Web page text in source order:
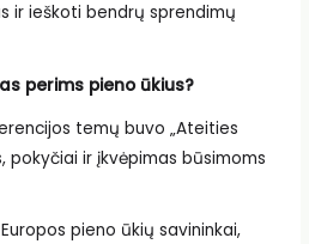
ir ieškoti bendrų sprendimų
perims pieno ūkius?
temų buvo „Ateities
pokyčiai ir įkvėpimas būsimoms
pieno ūkių savininkai,